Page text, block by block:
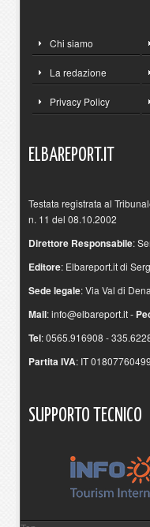
Chi siamo
La redazione
Privacy Policy
ELBAREPORT.IT
Testata registrata al
n. 11 del 08.10.2002
Direttore Responsabile:
Editore: Elbareport.it di
Sede legale: Via Val di
Mail:info@elbareport.it-
Tel: 0565.916908 -
Partita IVA: IT 01807760499
SUPPORTO TECNICO